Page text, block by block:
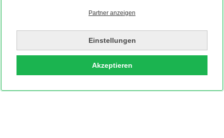
Partner anzeigen
Einstellungen
Akzeptieren